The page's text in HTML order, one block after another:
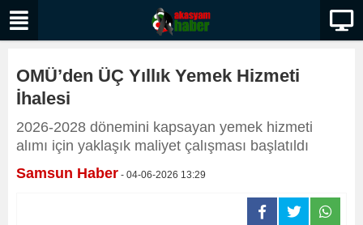
OMÜ’den ÜÇ Yıllık Yemek Hizmeti
İhalesi
2026-2028 dönemini kapsayan yemek hizmeti
alımı için yaklaşık maliyet çalışması başlatıldı
Samsun Haber - 04-06-2026 13:29